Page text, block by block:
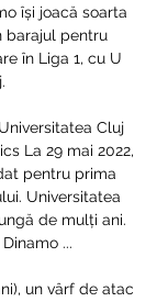
își joacă soarta
barajul pentru
în Liga 1, cu U
Cluj
La 29 mai 2022,
pentru prima
Universitatea
de mulți ani.
...
un vârf de atac